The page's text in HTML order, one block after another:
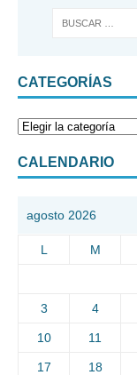
CATEGORÍAS
CALENDARIO
agosto 2026
L M
3 4
10 11
17 18